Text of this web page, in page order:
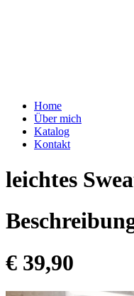
Home
Über mich
Katalog
Kontakt
leichtes
€ 39,90